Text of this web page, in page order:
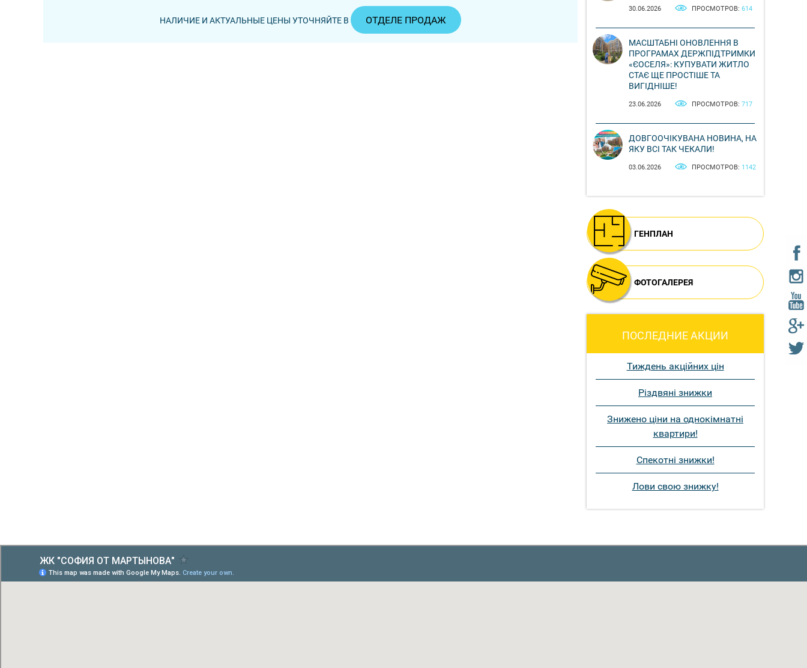
НАЛИЧИЕ И АКТУАЛЬНЫЕ ЦЕНЫ УТОЧНЯЙТЕ В ОТДЕЛЕ ПРОДАЖ
30.06.2026 ПРОСМОТРОВ: 614
МАСШТАБНІ ОНОВЛЕННЯ В
ПРОГРАМАХ ДЕРЖПІДТРИМКИ
«ЄОСЕЛЯ»: КУПУВАТИ ЖИТЛО
СТАЄ ЩЕ ПРОСТІШЕ ТА
ВИГІДНІШЕ!
23.06.2026 ПРОСМОТРОВ: 717
ДОВГООЧІКУВАНА НОВИНА, НА
ЯКУ ВСІ ТАК ЧЕКАЛИ!
03.06.2026 ПРОСМОТРОВ: 1142
ГЕНПЛАН
ФОТОГАЛЕРЕЯ
ПОСЛЕДНИЕ АКЦИИ
Тиждень акційних цін
Різдвяні знижки
Знижено ціни на однокімнатні
квартири!
Спекотні знижки!
Лови свою знижку!